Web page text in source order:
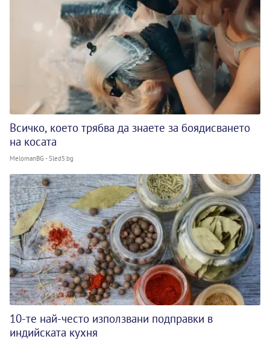
Всичко, което трябва да знаете за боядисването
на косата
MelomanBG - Sled5.bg
10-те най-често използвани подправки в
индийската кухня